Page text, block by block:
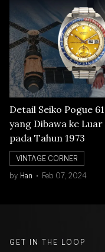
Detail Seiko Pogue
yang Dibawa ke Luar
pada Tahun 1973
VINTAGE CORNER
by Han Feb 07, 2024
GET IN THE LOOP